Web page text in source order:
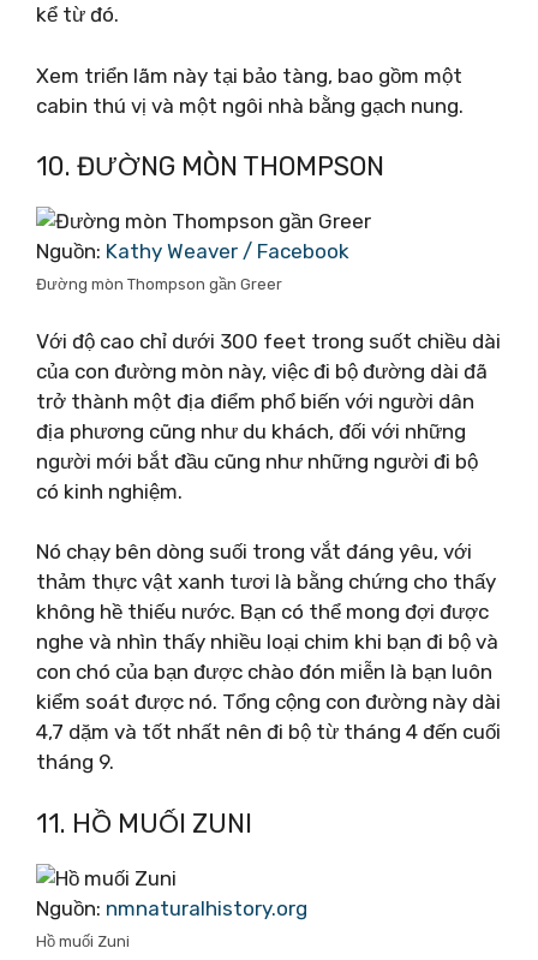
kể từ đó.
Xem triển lãm này tại bảo tàng, bao gồm một
cabin thú vị và một ngôi nhà bằng gạch nung.
10. ĐƯỜNG MÒN THOMPSON
Nguồn: Kathy Weaver‎ / Facebook
Đường mòn Thompson gần Greer
Với độ cao chỉ dưới 300 feet trong suốt chiều dài
của con đường mòn này, việc đi bộ đường dài đã
trở thành một địa điểm phổ biến với người dân
địa phương cũng như du khách, đối với những
người mới bắt đầu cũng như những người đi bộ
có kinh nghiệm.
Nó chạy bên dòng suối trong vắt đáng yêu, với
thảm thực vật xanh tươi là bằng chứng cho thấy
không hề thiếu nước. Bạn có thể mong đợi được
nghe và nhìn thấy nhiều loại chim khi bạn đi bộ và
con chó của bạn được chào đón miễn là bạn luôn
kiểm soát được nó. Tổng cộng con đường này dài
4,7 dặm và tốt nhất nên đi bộ từ tháng 4 đến cuối
tháng 9.
11. HỒ MUỐI ZUNI
Nguồn: nmnaturalhistory.org
Hồ muối Zuni